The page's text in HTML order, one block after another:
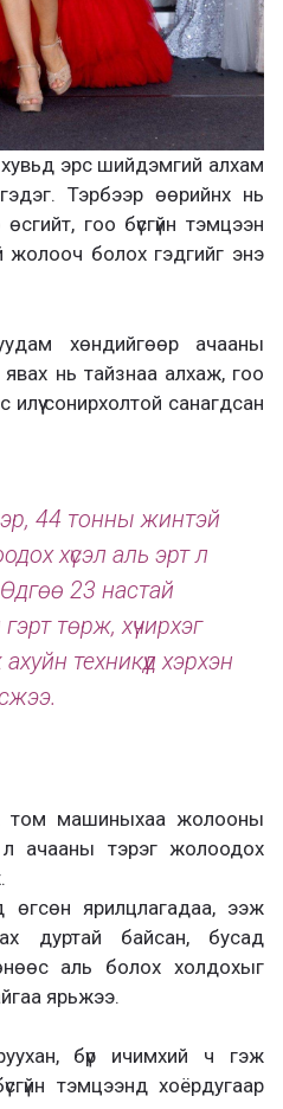
хувьд эрс шийдэмгий алхам
Тэрбээр өөрийнх нь
гоо бүсгүйн тэмцээн
жолооч болох гэдгийг энэ
хөндийгөөр ачааны
нь тайзнаа алхаж, гоо
илүү сонирхолтой санагдсан
44 тонны жинтэй
хүсэл аль эрт л
23 настай
төрж, хүчирхэг
техникүүд хэрхэн
том машиныхаа жолооны
л ачааны тэрэг жолоодох
өгсөн ярилцлагадаа, ээж
дуртай байсан, бусад
аль болох холдохыг
ярьжээ.
бүр ичимхий ч гэж
тэмцээнд хоёрдугаар